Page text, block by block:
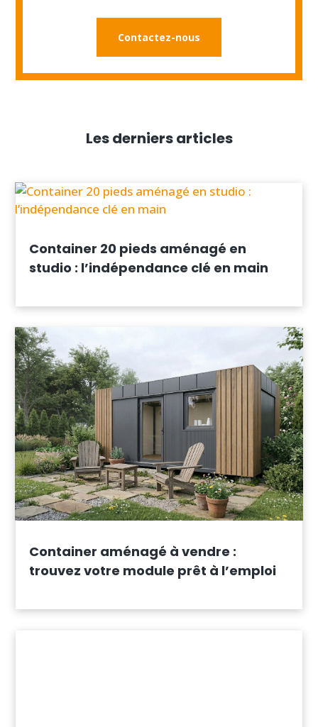
Contactez-nous
Les derniers articles
Container 20 pieds aménagé en
studio : l’indépendance clé en main
Container aménagé à vendre :
trouvez votre module prêt à l’emploi